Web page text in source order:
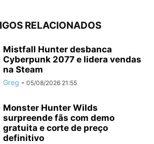
RELACIONADOS
Mistfall Hunter desbanca
Cyberpunk 2077 e lidera vendas
na Steam
Greg - 05/08/2026 21:55
Monster Hunter Wilds
surpreende fãs com demo
gratuita e corte de preço
definitivo